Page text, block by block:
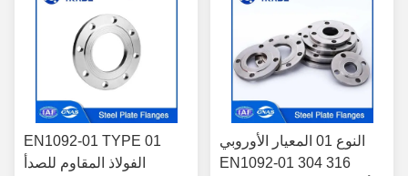
EN1092-01 TYPE 01
الفولاذ المقاوم للصدأ
النوع 01 المعيار الأوروبي
EN1092-01 304 316